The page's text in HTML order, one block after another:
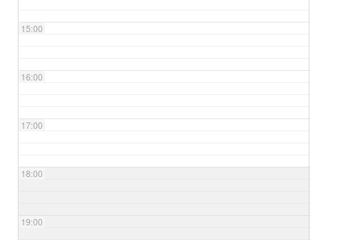
15:00
16:00
17:00
18:00
19:00